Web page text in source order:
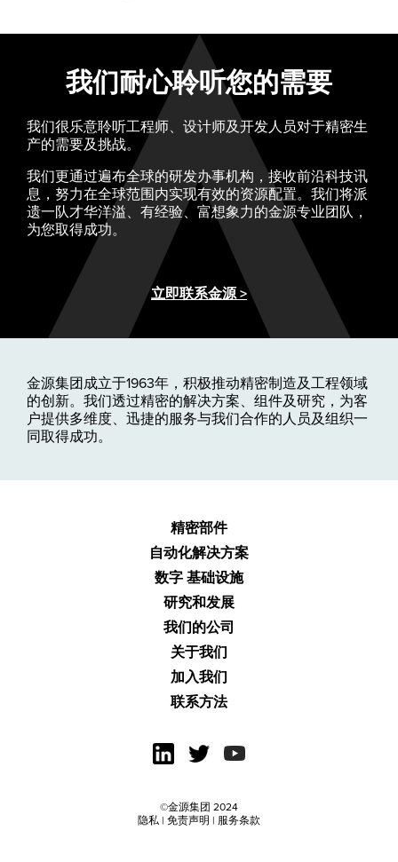
我们耐心聆听您的需要
我们很乐意聆听工程师、设计师及开发人员对于精密生
产的需要及挑战。
我们更通过遍布全球的研发办事机构，接收前沿科技讯
息，努力在全球范围内实现有效的资源配置。我们将派
遗一队才华洋溢、有经验、富想象力的金源专业团队，
为您取得成功。
立即联系金源 >
金源集团成立于1963年，积极推动精密制造及工程领域
的创新。我们透过精密的解决方案、组件及研究，为客
户提供多维度、迅捷的服务与我们合作的人员及组织一
同取得成功。
精密部件
自动化解决方案
数字基础设施
研究和发展
我们的公司
关于我们
加入我们
联系方法
©金源集团 2024
隐私 | 免责声明 | 服务条款